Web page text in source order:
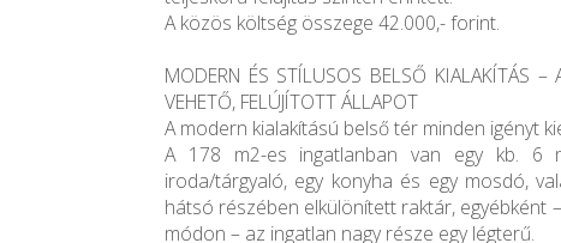
A közös költség összege 42.000,- forint.
MODERN ÉS STÍLUSOS BELSŐ KIALAKÍTÁS –
VEHETŐ, FELÚJÍTOTT ÁLLAPOT
A modern kialakítású belső tér minden igényt
A 178 m2-es ingatlanban van egy kb. 6
iroda/tárgyaló, egy konyha és egy mosdó,
hátsó részében elkülönített raktár, egyébként
módon – az ingatlan nagy része egy légterű.